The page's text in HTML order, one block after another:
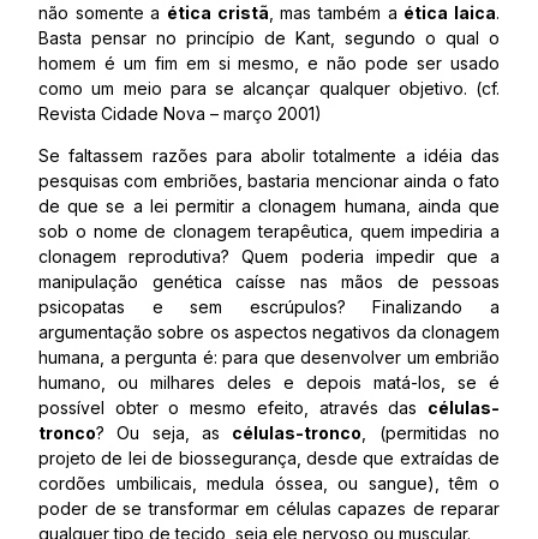
não somente a ética cristã , mas também a ética laica.
Basta pensar no princípio de Kant, segundo o qual o
homem é um fim em si mesmo, e não pode ser usado
como um meio para se alcançar qualquer objetivo. (cf.
Revista Cidade Nova – março 2001)
Se faltassem razões para abolir totalmente a idéia das
pesquisas com embriões, bastaria mencionar ainda o fato
de que se a lei permitir a clonagem humana, ainda que
sob o nome de clonagem terapêutica, quem impediria a
clonagem reprodutiva? Quem poderia impedir que a
manipulação genética caísse nas mãos de pessoas
psicopatas e sem escrúpulos? Finalizando a
argumentação sobre os aspectos negativos da clonagem
humana, a pergunta é: para que desenvolver um embrião
humano, ou milhares deles e depois matá-los, se é
possível obter o mesmo efeito, através das células-
tronco? Ou seja, as células-tronco , (permitidas no
projeto de lei de biossegurança, desde que extraídas de
cordões umbilicais, medula óssea, ou sangue), têm o
poder de se transformar em células capazes de reparar
qualquer tipo de tecido, seja ele nervoso ou muscular.